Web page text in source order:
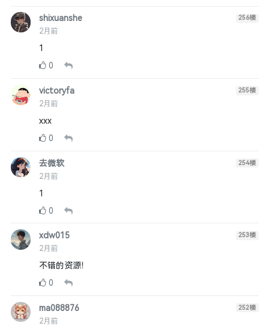
shixuanshe
2月前
256楼
1
0
victoryfa
2月前
255楼
xxx
0
去微软
2月前
254楼
1
0
xdw015
2月前
253楼
不错的资源！
0
ma088876
2月前
252楼